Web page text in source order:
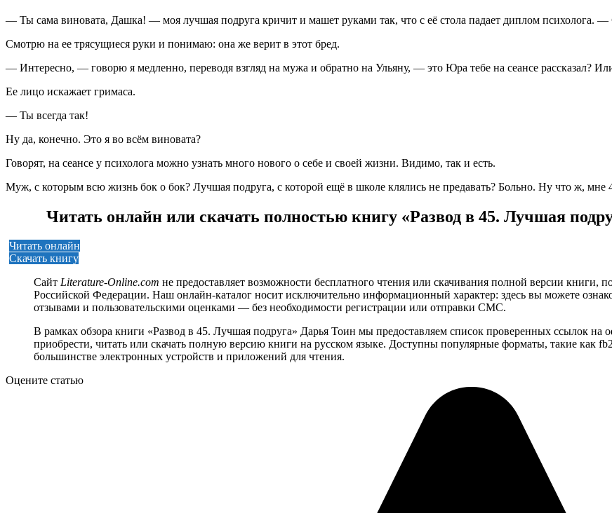
— Ты сама виновата, Дашка! — моя лучшая подруга кричит и машет руками так, что с её стола падает диплом психолога. —
Смотрю на ее трясущиеся руки и понимаю: она же верит в этот бред.
— Интересно, — говорю я медленно, переводя взгляд на мужа и обратно на Ульяну, — это Юра тебе на сеансе рассказал?
Ее лицо искажает гримаса.
— Ты всегда так!
Ну да, конечно. Это я во всём виновата?
Говорят, на сеансе у психолога можно узнать много нового о себе и своей жизни. Видимо, так и есть.
Муж, с которым всю жизнь бок о бок? Лучшая подруга, с которой ещё в школе клялись не предавать? Больно. Ну что ж, мне
Читать онлайн или скачать полностью книгу «Развод в 45. Лучшая
Читать онлайн
Скачать книгу
Сайт Literature-Online.com не предоставляет возможности бесплатного чтения или скачивания полной версии книги,
Российской Федерации. Наш онлайн-каталог носит исключительно информационный характер: здесь вы можете
отзывами и пользовательскими оценками — без необходимости регистрации или отправки СМС.
В рамках обзора книги «Развод в 45. Лучшая подруга» Дарья Тоин мы предоставляем список проверенных ссылок
приобрести, читать или скачать полную версию книги на русском языке. Доступны популярные форматы, такие как
большинстве электронных устройств и приложений для чтения.
Оцените статью